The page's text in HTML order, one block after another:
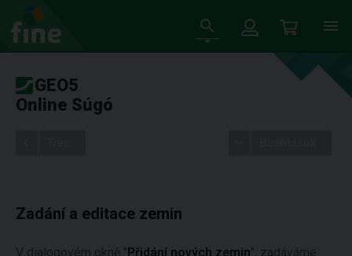
GEO5
Online Súgó
Zadání a editace zemin
V dialogovém okně "Přidání nových zemin", zadáváme